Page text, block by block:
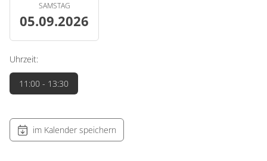
SAMSTAG
05.09.2026
Uhrzeit:
11:00 - 13:30
im Kalender speichern